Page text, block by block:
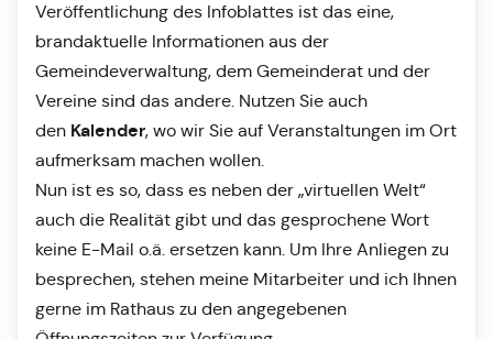
Veröffentlichung des Infoblattes ist das eine,
brandaktuelle Informationen aus der
Gemeindeverwaltung, dem Gemeinderat und der
Vereine sind das andere. Nutzen Sie auch
den Kalender, wo wir Sie auf Veranstaltungen im Ort
aufmerksam machen wollen.
Nun ist es so, dass es neben der „virtuellen Welt“
auch die Realität gibt und das gesprochene Wort
keine E-Mail o.ä. ersetzen kann. Um Ihre Anliegen zu
besprechen, stehen meine Mitarbeiter und ich Ihnen
gerne im Rathaus zu den angegebenen